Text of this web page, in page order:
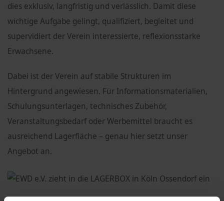
dies exklusiv, langfristig und verlässlich. Damit diese
wichtige Aufgabe gelingt, qualifiziert, begleitet und
supervidiert der Verein interessierte, reflexionsstarke
Erwachsene.
Dabei ist der Verein auf stabile Strukturen im
Hintergrund angewiesen. Für Informationsmaterialien,
Schulungsunterlagen, technisches Zubehör,
Veranstaltungsbedarf oder Werbemittel braucht es
ausreichend Lagerfläche – genau hier setzt unser
Angebot an.